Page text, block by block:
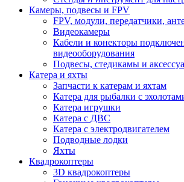
Камеры, подвесы и FPV
FPV, модули, передатчики,
Видеокамеры
Кабели и конекторы
видеооборудования
Подвесы, стедикамы и
Катера и яхты
Запчасти к катерам и яхтам
Катера для рыбалки с
Катера игрушки
Катера с ДВС
Катера с электродвигателем
Подводные лодки
Яхты
Квадрокоптеры
3D квадрокоптеры